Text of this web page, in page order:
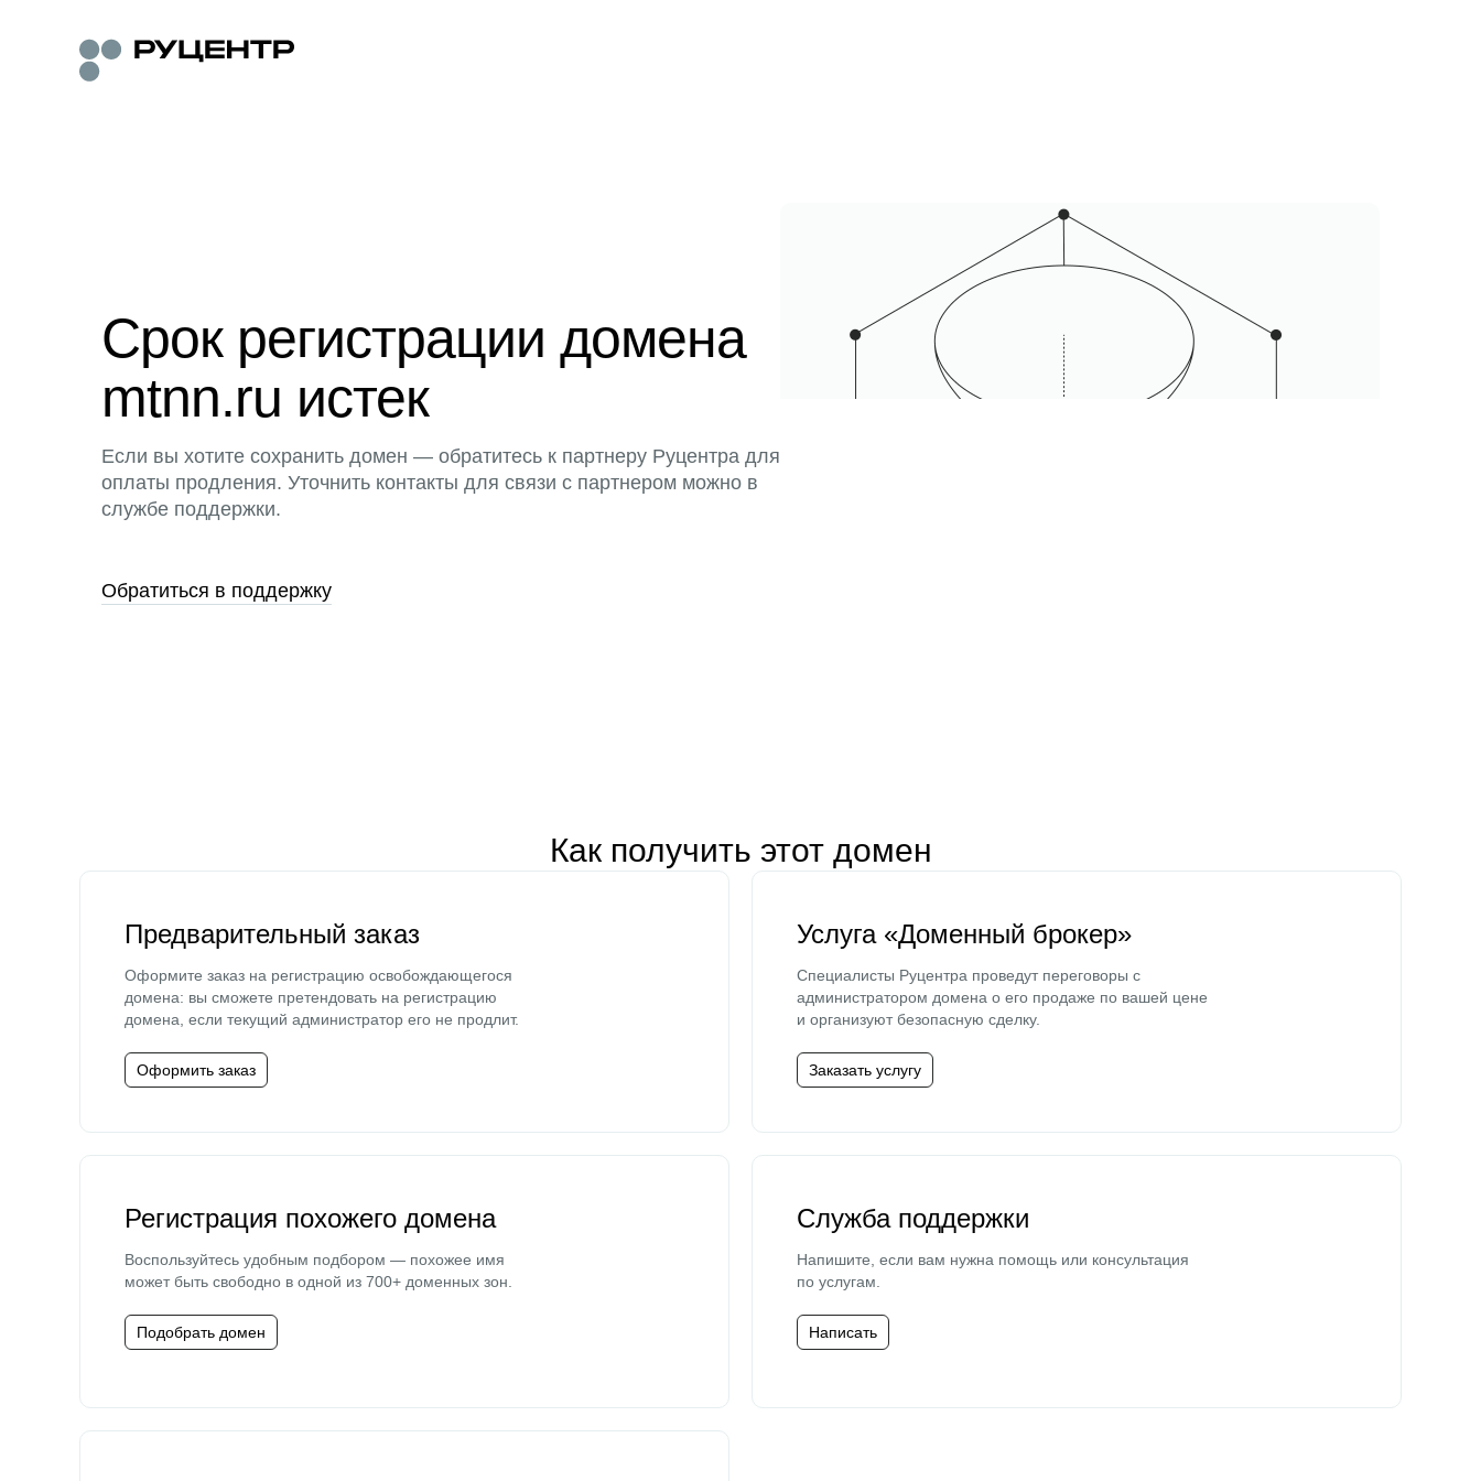
Срок регистрации домена
mtnn.ru истек
Если вы хотите сохранить домен — обратитесь к партнеру Руцентра для
оплаты продления. Уточнить контакты для связи с партнером можно в
службе поддержки.
Обратиться в поддержку
Как получить этот домен
Предварительный заказ
Оформите заказ на регистрацию освобождающегося
домена: вы сможете претендовать на регистрацию
домена, если текущий администратор его не продлит.
Оформить заказ
Услуга «Доменный брокер»
Специалисты Руцентра проведут переговоры с
администратором домена о его продаже по вашей цене
и организуют безопасную сделку.
Заказать услугу
Регистрация похожего домена
Воспользуйтесь удобным подбором — похожее имя
может быть свободно в одной из 700+ доменных зон.
Подобрать домен
Служба поддержки
Напишите, если вам нужна помощь или консультация
по услугам.
Написать